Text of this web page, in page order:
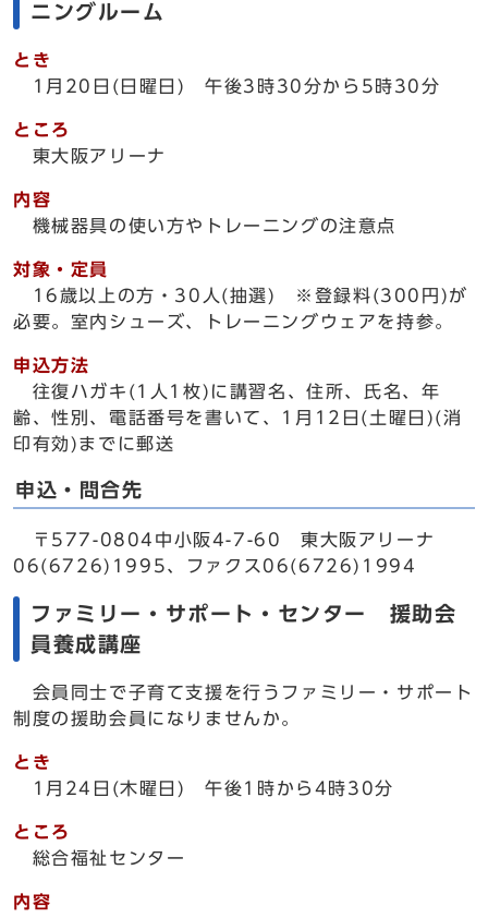
ニングルーム
とき
1月20日(日曜日) 午後3時30分から5時30分
ところ
東大阪アリーナ
内容
機械器具の使い方やトレーニングの注意点
対象・定員
16歳以上の方・30人(抽選) ※登録料(300円)が
必要。室内シューズ、トレーニングウェアを持参。
申込方法
往復ハガキ(1人1枚)に講習名、住所、氏名、年
齢、性別、電話番号を書いて、1月12日(土曜日)(消
印有効)までに郵送
申込・問合先
〒577-0804中小阪4-7-60 東大阪アリーナ
06(6726)1995、ファクス06(6726)1994
ファミリー・サポート・センター 援助会
員養成講座
会員同士で子育て支援を行うファミリー・サポート
制度の援助会員になりませんか。
とき
1月24日(木曜日) 午後1時から4時30分
ところ
総合福祉センター
内容